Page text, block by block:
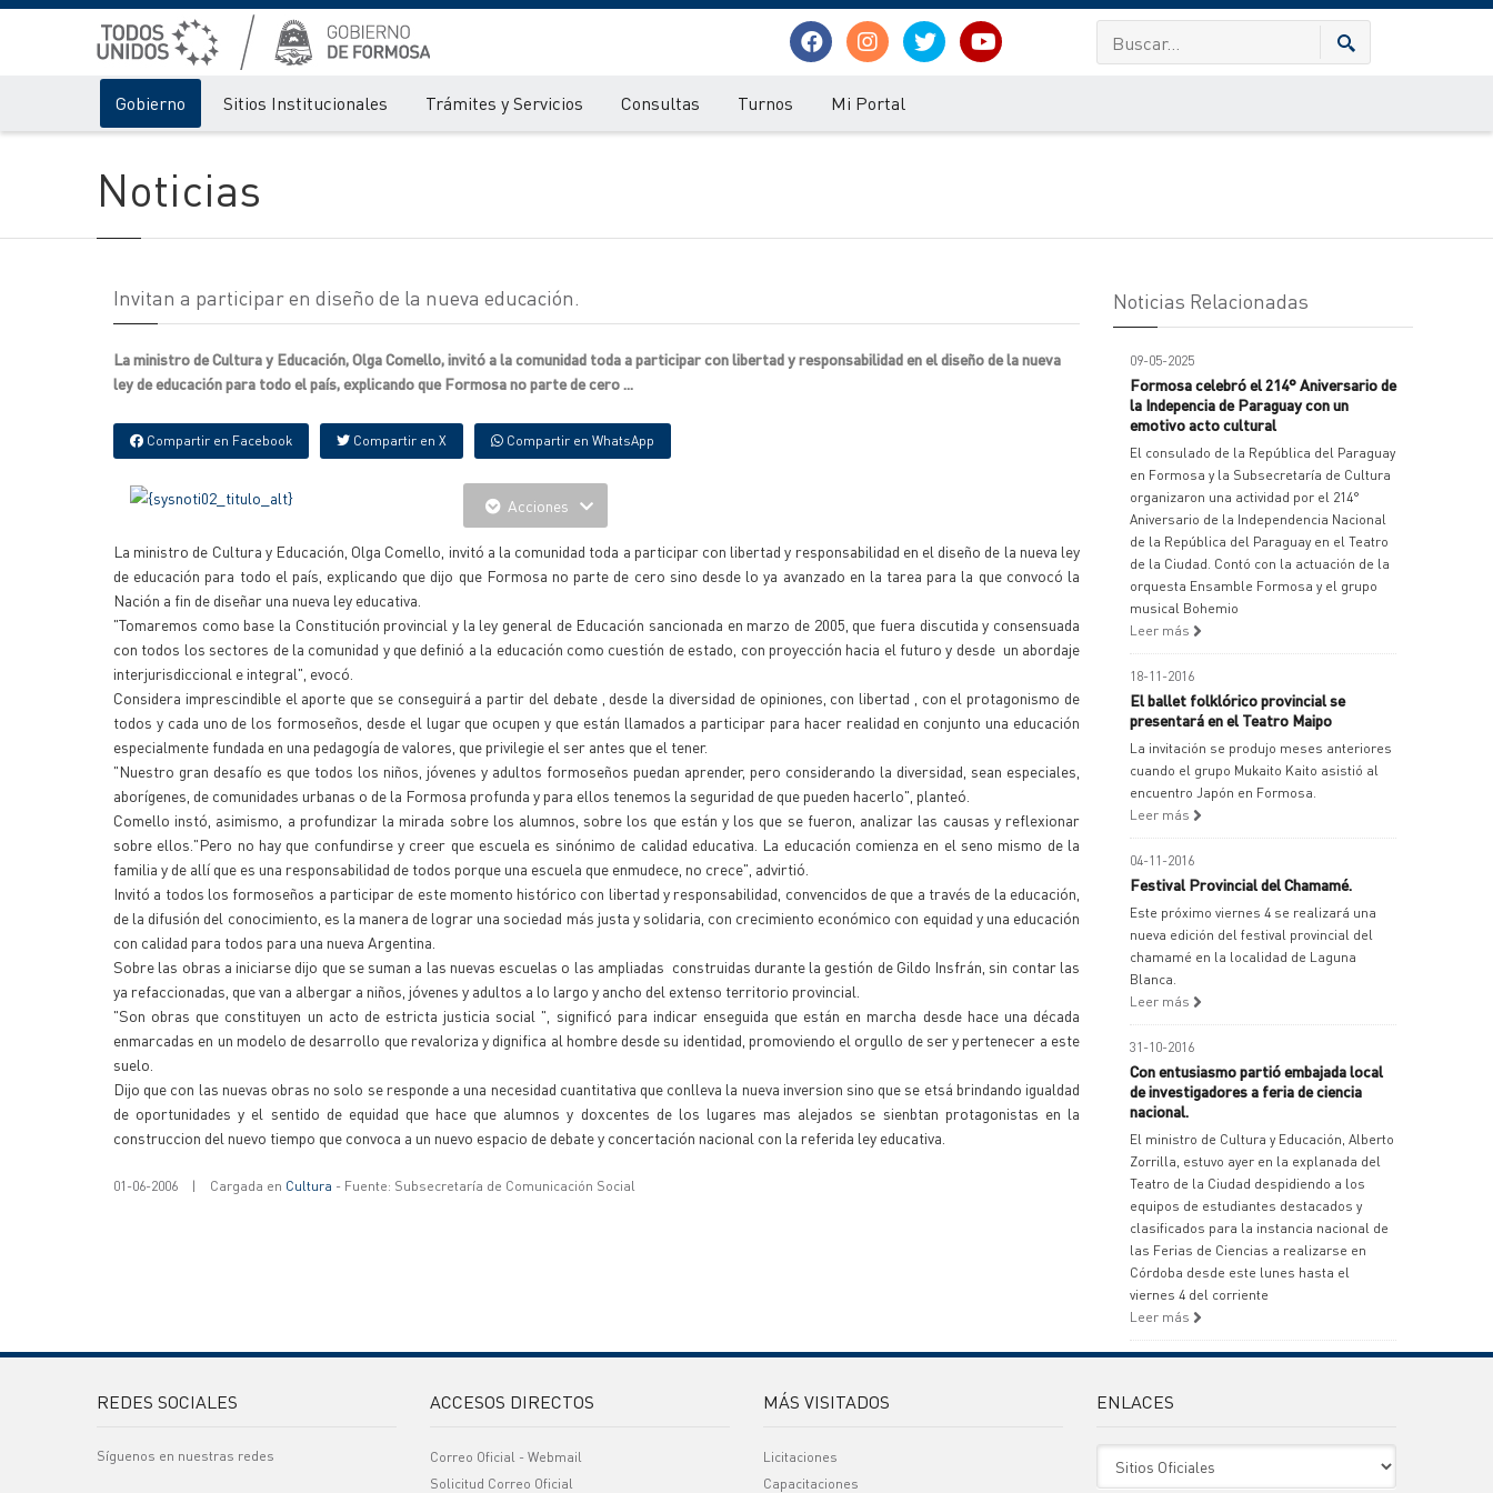
Gobierno Sitios Institucionales Trámites y Servicios Consultas Turnos Mi Portal
Noticias
Invitan a participar en diseño de la nueva educación.
La ministro de Cultura y Educación, Olga Comello, invitó a la comunidad toda a participar con libertad y responsabilidad en el diseño de la nueva
ley de educación para todo el país, explicando que Formosa no parte de cero ...
Compartir en Facebook Compartir en X Compartir en WhatsApp
Acciones
La ministro de Cultura y Educación, Olga Comello, invitó a la comunidad toda a participar con libertad y responsabilidad en el diseño de la nueva ley
de educación para todo el país, explicando que dijo que Formosa no parte de cero sino desde lo ya avanzado en la tarea para la que convocó la
Nación a fin de diseñar una nueva ley educativa.
"Tomaremos como base la Constitución provincial y la ley general de Educación sancionada en marzo de 2005, que fuera discutida y consensuada
con todos los sectores de la comunidad y que definió a la educación como cuestión de estado, con proyección hacia el futuro y desde un abordaje
interjurisdiccional e integral", evocó.
Considera imprescindible el aporte que se conseguirá a partir del debate , desde la diversidad de opiniones, con libertad , con el protagonismo de
todos y cada uno de los formoseños, desde el lugar que ocupen y que están llamados a participar para hacer realidad en conjunto una educación
especialmente fundada en una pedagogía de valores, que privilegie el ser antes que el tener.
"Nuestro gran desafío es que todos los niños, jóvenes y adultos formoseños puedan aprender, pero considerando la diversidad, sean especiales,
aborígenes, de comunidades urbanas o de la Formosa profunda y para ellos tenemos la seguridad de que pueden hacerlo", planteó.
Comello instó, asimismo, a profundizar la mirada sobre los alumnos, sobre los que están y los que se fueron, analizar las causas y reflexionar
sobre ellos."Pero no hay que confundirse y creer que escuela es sinónimo de calidad educativa. La educación comienza en el seno mismo de la
familia y de allí que es una responsabilidad de todos porque una escuela que enmudece, no crece", advirtió.
Invitó a todos los formoseños a participar de este momento histórico con libertad y responsabilidad, convencidos de que a través de la educación,
de la difusión del conocimiento, es la manera de lograr una sociedad más justa y solidaria, con crecimiento económico con equidad y una educación
con calidad para todos para una nueva Argentina.
Sobre las obras a iniciarse dijo que se suman a las nuevas escuelas o las ampliadas construidas durante la gestión de Gildo Insfrán, sin contar las
ya refaccionadas, que van a albergar a niños, jóvenes y adultos a lo largo y ancho del extenso territorio provincial.
"Son obras que constituyen un acto de estricta justicia social ", significó para indicar enseguida que están en marcha desde hace una década
enmarcadas en un modelo de desarrollo que revaloriza y dignifica al hombre desde su identidad, promoviendo el orgullo de ser y pertenecer a este
suelo.
Dijo que con las nuevas obras no solo se responde a una necesidad cuantitativa que conlleva la nueva inversion sino que se etsá brindando igualdad
de oportunidades y el sentido de equidad que hace que alumnos y doxcentes de los lugares mas alejados se sienbtan protagonistas en la
construccion del nuevo tiempo que convoca a un nuevo espacio de debate y concertación nacional con la referida ley educativa.
01-06-2006 | Cargada en Cultura - Fuente: Subsecretaría de Comunicación Social
Noticias Relacionadas
09-05-2025
Formosa celebró el 214° Aniversario de
la Indepencia de Paraguay con un
emotivo acto cultural
El consulado de la República del Paraguay
en Formosa y la Subsecretaría de Cultura
organizaron una actividad por el 214°
Aniversario de la Independencia Nacional
de la República del Paraguay en el Teatro
de la Ciudad. Contó con la actuación de la
orquesta Ensamble Formosa y el grupo
musical Bohemio
Leer más
18-11-2016
El ballet folklórico provincial se
presentará en el Teatro Maipo
La invitación se produjo meses anteriores
cuando el grupo Mukaito Kaito asistió al
encuentro Japón en Formosa.
Leer más
04-11-2016
Festival Provincial del Chamamé.
Este próximo viernes 4 se realizará una
nueva edición del festival provincial del
chamamé en la localidad de Laguna
Blanca.
Leer más
31-10-2016
Con entusiasmo partió embajada local
de investigadores a feria de ciencia
nacional.
El ministro de Cultura y Educación, Alberto
Zorrilla, estuvo ayer en la explanada del
Teatro de la Ciudad despidiendo a los
equipos de estudiantes destacados y
clasificados para la instancia nacional de
las Ferias de Ciencias a realizarse en
Córdoba desde este lunes hasta el
viernes 4 del corriente
Leer más
REDES SOCIALES
Síguenos en nuestras redes
ACCESOS DIRECTOS
Correo Oficial - Webmail
Solicitud Correo Oficial
MÁS VISITADOS
Licitaciones
Capacitaciones
ENLACES